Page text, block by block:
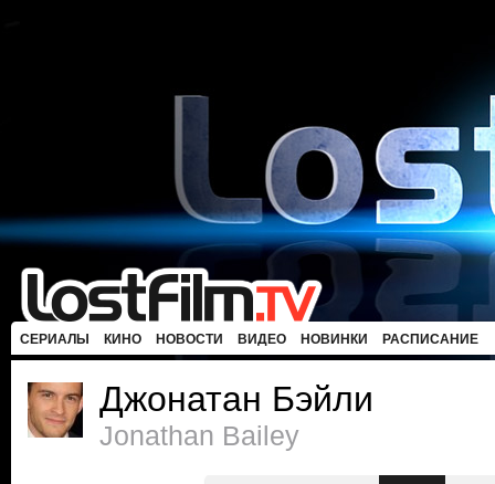
СЕРИАЛЫ КИНО НОВОСТИ ВИДЕО НОВИНКИ РАСПИСАНИЕ
Джонатан Бэйли
Jonathan Bailey